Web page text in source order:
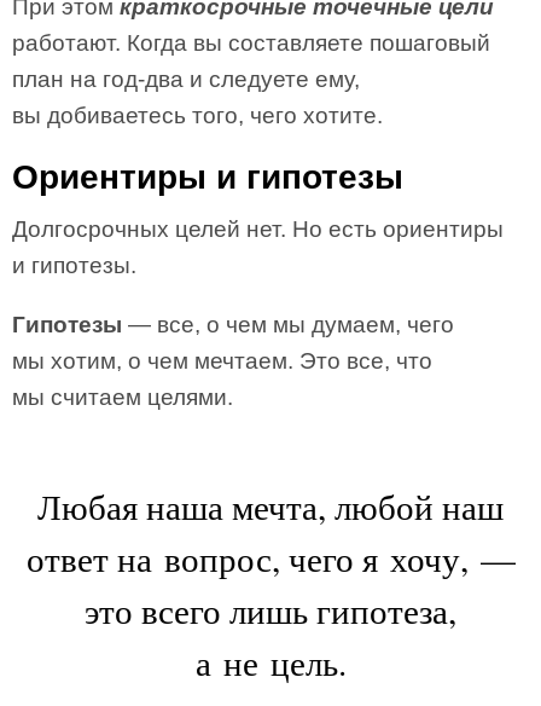
При этом краткосрочные точечные цели
работают. Когда вы составляете пошаговый
план на год-два и следуете ему,
вы добиваетесь того, чего хотите.
Ориентиры и гипотезы
Долгосрочных целей нет. Но есть ориентиры
и гипотезы.
Гипотезы — все, о чем мы думаем, чего
мы хотим, о чем мечтаем. Это все, что
мы считаем целями.
Любая наша мечта, любой наш
ответ на вопрос, чего я хочу, —
это всего лишь гипотеза,
а не цель.